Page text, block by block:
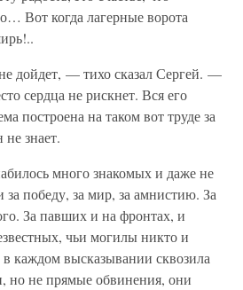
Вот когда лагерные ворота
дойдет, — тихо сказал Сергей. —
сердца не рискнет. Вся его
построена на таком вот труде за
знает.
много знакомых и даже не
победу, за мир, за амнистию. За
За павших и на фронтах, и
чьи могилы никто и
каждом высказывании сквозила
но не прямые обвинения, они